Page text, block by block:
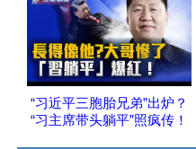
“习近平三胞胎兄弟”出炉？
“习主席带头躺平”照疯传！